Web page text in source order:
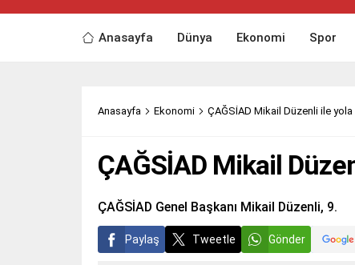
Anasayfa Dünya Ekonomi Spor
Anasayfa Ekonomi ÇAĞSİAD Mikail Düzenli ile
ÇAĞSİAD Mikail
ÇAĞSİAD Genel Başkanı Mikail Düzenli, 9.
Paylaş Tweetle Gönder